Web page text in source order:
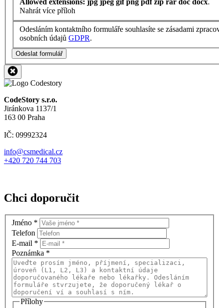
Allowed extensions: jpg jpeg gif png pdf zip rar doc docx.
Nahrát více příloh
Odesláním kontaktního formuláře souhlasíte se zásadami
osobních údajů GDPR.
Odeslat formulář
CodeStory s.r.o.
Jiránkova 1137/1
163 00 Praha
IČ: 09992324
info@csmedical.cz
+420 720 744 703
Chci doporučit
Jméno *
Telefon
E-mail *
Poznámka *
Přílohy